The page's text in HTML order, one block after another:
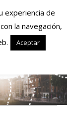
en
experiencia de
la navegación,
Aceptar